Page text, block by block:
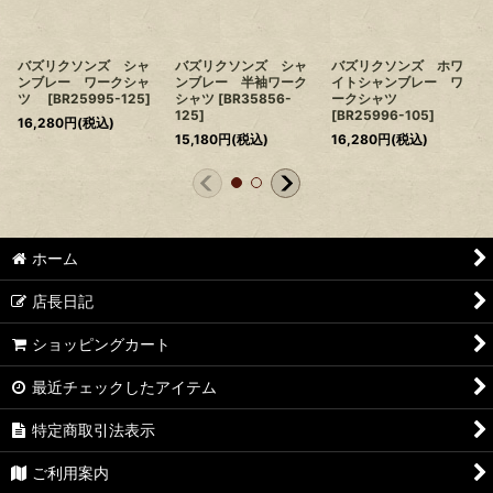
バズリクソンズ シャ
ンブレー ワークシャ
ツ
[BR25995-125]
16,280円(税込)
バズリクソンズ シャ
ンブレー 半袖ワーク
シャツ [BR35856-
125]
15,180円(税込)
バズリクソンズ ホワ
イトシャンブレー ワ
ークシャツ
[BR25996-105]
16,280円(税込)
ホーム
店長日記
ショッピングカート
最近チェックしたアイテム
特定商取引法表示
ご利用案内